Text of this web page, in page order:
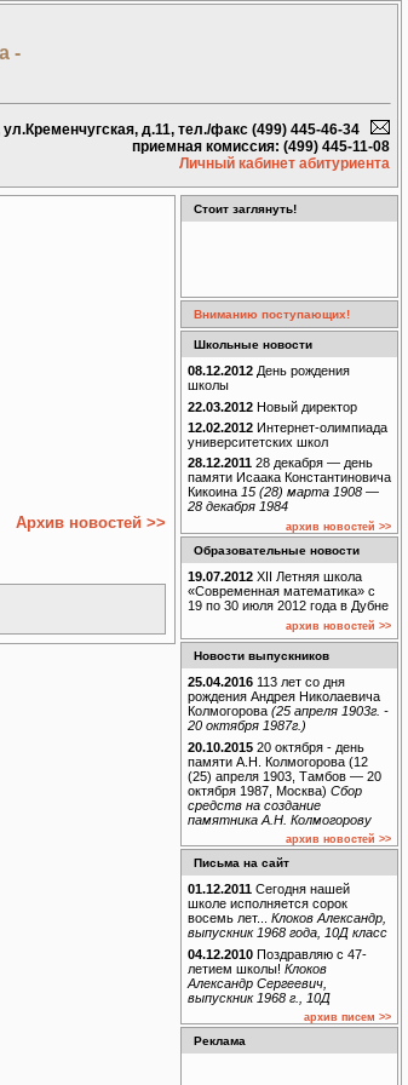
-
д.11, тел./факс (499) 445-46-34
приемная комиссия: (499) 445-11-08
Личный кабинет абитуриента
Архив новостей >>
Стоит заглянуть!
Вниманию поступающих!
Школьные новости
08.12.2012 День рождения
школы
22.03.2012 Новый директор
12.02.2012 Интернет-олимпиада
университетских школ
28.12.2011 28 декабря — день
памяти Исаака Константиновича
Кикоина 15 (28) марта 1908 —
28 декабря 1984
архив новостей >>
Образовательные новости
19.07.2012 XII Летняя школа
«Современная математика» с
19 по 30 июля 2012 года в Дубне
архив новостей >>
Новости выпускников
25.04.2016 113 лет со дня
рождения Андрея Николаевича
Колмогорова (25 апреля 1903г. -
20 октября 1987г.)
20.10.2015 20 октября - день
памяти А.Н. Колмогорова (12
(25) апреля 1903, Тамбов — 20
октября 1987, Москва) Сбор
средств на создание
памятника А.Н. Колмогорову
архив новостей >>
Письма на сайт
01.12.2011 Сегодня нашей
школе исполняется сорок
восемь лет... Клоков Александр,
выпускник 1968 года, 10Д класс
04.12.2010 Поздравляю с 47-
летием школы! Клоков
Александр Сергеевич,
выпускник 1968 г., 10Д
архив писем >>
Реклама